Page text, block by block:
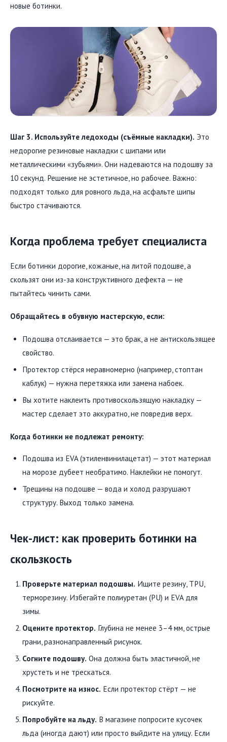
новые ботинки.
Шаг 3. Используйте ледоходы (съёмные накладки). Это
недорогие резиновые накладки с шипами или
металлическими «зубьями». Они надеваются на подошву за
10 секунд. Решение не эстетичное, но рабочее. Важно:
подходят только для ровного льда, на асфальте шипы
быстро стачиваются.
Когда проблема требует специалиста
Если ботинки дорогие, кожаные, на литой подошве, а
скользят они из-за конструктивного дефекта — не
пытайтесь чинить сами.
Обращайтесь в обувную мастерскую, если:
Подошва отслаивается — это брак, а не антискользящее
свойство.
Протектор стёрся неравномерно (например, стоптан
каблук) — нужна перетяжка или замена набоек.
Вы хотите наклеить противоскользящую накладку —
мастер сделает это аккуратно, не повредив верх.
Когда ботинки не подлежат ремонту:
Подошва из EVA (этиленвинилацетат) — этот материал
на морозе дубеет необратимо. Наклейки не помогут.
Трещины на подошве — вода и холод разрушают
структуру. Выход только замена.
Чек-лист: как проверить ботинки на
скользкость
Проверьте материал подошвы. Ищите резину, TPU,
терморезину. Избегайте полиуретан (PU) и EVA для
зимы.
Оцените протектор. Глубина не менее 3–4 мм, острые
грани, разнонаправленный рисунок.
Согните подошву. Она должна быть эластичной, не
хрустеть и не трескаться.
Посмотрите на износ. Если протектор стёрт — не
рискуйте.
Попробуйте на льду. В магазине попросите кусочек
льда (иногда дают) или просто выйдите на улицу. Если